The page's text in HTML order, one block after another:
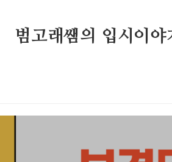
범고래쌤의 입시이야